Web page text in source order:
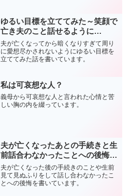
ゆるい目標を立ててみた～笑顔で
亡き夫のこと話せるように…
夫が亡くなってから暗くなりすぎて周り
に愛想尽かされないようにゆるい目標を
立ててみた話を書いています。
私は可哀想な人？
義母から可哀想な人と言われた心情と苦
しい胸の内を綴っています。
夫が亡くなったあとの手続きと生
前話合わなかったことへの後悔…
夫が亡くなった後の手続きのことや生前
見て見ぬふりをして話し合わなかったこ
とへの後悔を書いています。